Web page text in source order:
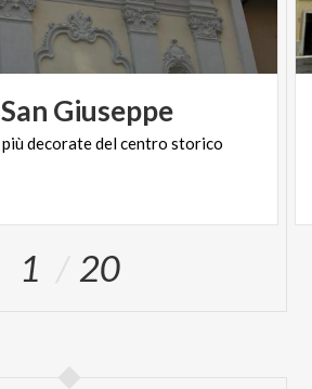
San Giuseppe
piùdecoratedelcentro storico
1 20